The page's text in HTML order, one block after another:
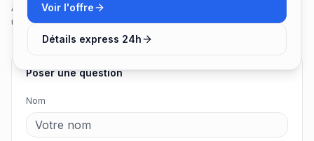
Aucune question pour le moment. Soyez le premier à poser
une question !
Poser une question
Nom
Voir l'offre
Détails express 24h